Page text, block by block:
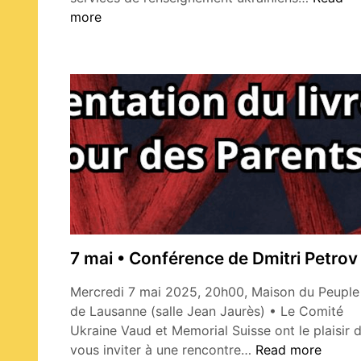
du
film
more
7 mai • Conférence de Dmitri Petrov
Mercredi 7 mai 2025, 20h00, Maison du Peuple
de Lausanne (salle Jean Jaurès) • Le Comité
Ukraine Vaud et Memorial Suisse ont le plaisir
vous inviter à une rencontre… 7
Read more